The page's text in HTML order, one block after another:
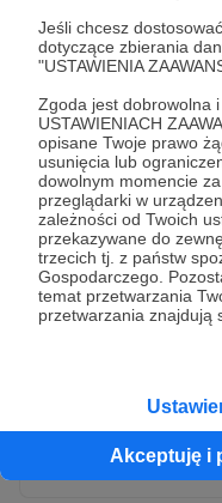
Jeśli chcesz
dotyczące zbierania
"USTAWIENIA
Zgoda jest dobrowolna
USTAWIENIACH
opisane Twoje prawo
usunięcia lub
dowolnym momencie
przeglądarki w
zależności od Twoich
przekazywane do
trzecich tj. z państw
Gospodarczego.
temat przetwarzania
przetwarzania znajdują
Akceptuję i
* Wyrażam zgodę
osobowych przez
Administratorem
z siedziba w
Twoje dane osobowe
wykonania umowy
Gwarantujemy
z ogólnego
sprostowania oraz
rozwiń zgodę